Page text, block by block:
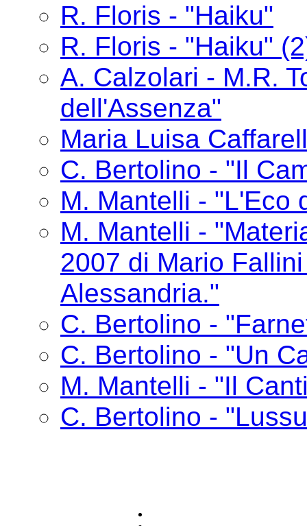
R. Floris - "Haiku"
R. Floris - "Haiku"
A. Calzolari - M.R.
dell'Assenza"
Maria Luisa
C. Bertolino - "Il
M. Mantelli - "L'Eco
M. Mantelli -
2007 di Mario
Alessandria."
C. Bertolino -
C. Bertolino - "Un
M. Mantelli - "Il
C. Bertolino -